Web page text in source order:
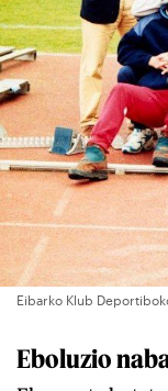
Eibarko Klub
Eboluzio